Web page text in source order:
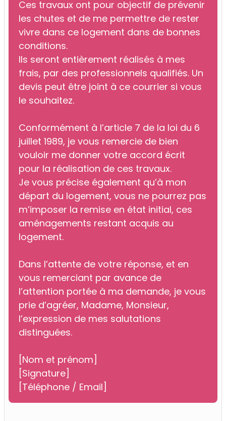
Ces travaux ont pour objectif de prévenir
les chutes et de me permettre de rester
vivre dans ce logement dans de bonnes
conditions.
Ils seront entièrement réalisés à mes
frais, par des professionnels qualifiés. Un
devis peut être joint à ce courrier si vous
le souhaitez.
Conformément à l’article 7 de la loi du 6
juillet 1989, je vous remercie de bien
vouloir me donner votre accord écrit
pour la réalisation de ces travaux.
Je vous précise également qu’à mon
départ du logement, vous ne pourrez pas
m’imposer la remise en état initial, ces
aménagements restant acquis au
logement.
Dans l’attente de votre réponse, et en
vous remerciant par avance de
l’attention portée à ma demande, je vous
prie d’agréer, Madame, Monsieur,
l’expression de mes salutations
distinguées.
[Nom et prénom]
[Signature]
[Téléphone / Email]